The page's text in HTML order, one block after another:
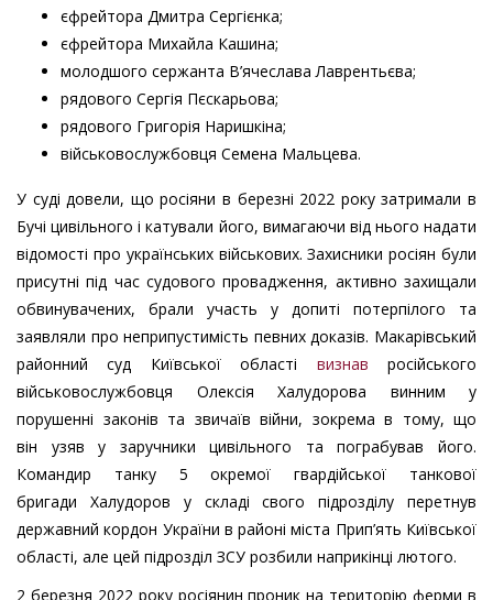
єфрейтора Дмитра Сергієнка;
єфрейтора Михайла Кашина;
молодшого сержанта В’ячеслава Лаврентьєва;
рядового Сергія Пєскарьова;
рядового Григорія Наришкіна;
військовослужбовця Семена Мальцева.
У суді довели, що росіяни в березні 2022 року затримали в
Бучі цивільного і катували його, вимагаючи від нього надати
відомості про українських військових. Захисники росіян були
присутні під час судового провадження, активно захищали
обвинувачених, брали участь у допиті потерпілого та
заявляли про неприпустимість певних доказів. Макарівський
районний суд Київської області визнав російського
військовослужбовця Олексія Халудорова винним у
порушенні законів та звичаїв війни, зокрема в тому, що
він узяв у заручники цивільного та пограбував його.
Командир танку 5 окремої гвардійської танкової
бригади Халудоров у складі свого підрозділу перетнув
державний кордон України в районі міста Прип’ять Київської
області, але цей підрозділ ЗСУ розбили наприкінці лютого.
2 березня 2022 року росіянин проник на територію ферми в